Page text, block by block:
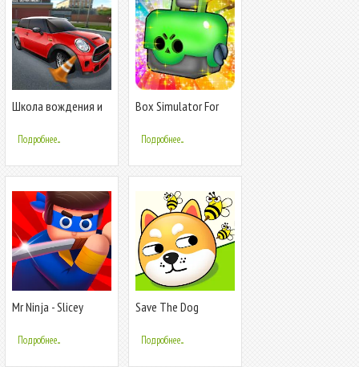
Школа вождения и
Крутой симулятор
Подробнее...
Box Simulator For
Подробнее...
Mr Ninja - Slicey
Подробнее...
Save The Dog
Подробнее...